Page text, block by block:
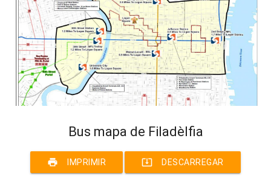
Bus mapa de Filadèlfia
print IMPRIMIR system_update_alt DESCARREGAR